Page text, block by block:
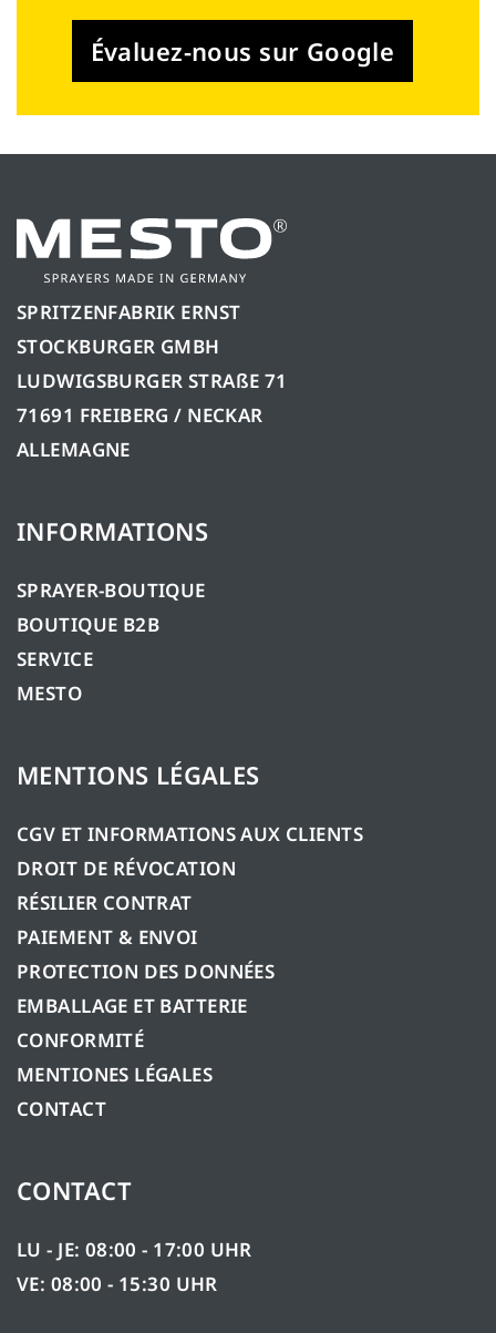
Évaluez-nous sur Google
SPRITZENFABRIK ERNST
STOCKBURGER GMBH
LUDWIGSBURGER STRAßE 71
71691 FREIBERG / NECKAR
ALLEMAGNE
INFORMATIONS
SPRAYER-BOUTIQUE
BOUTIQUE B2B
SERVICE
MESTO
MENTIONS LÉGALES
CGV ET INFORMATIONS AUX CLIENTS
DROIT DE RÉVOCATION
RÉSILIER CONTRAT
PAIEMENT & ENVOI
PROTECTION DES DONNÉES
EMBALLAGE ET BATTERIE
CONFORMITÉ
MENTIONES LÉGALES
CONTACT
CONTACT
LU - JE: 08:00 - 17:00 UHR
VE: 08:00 - 15:30 UHR